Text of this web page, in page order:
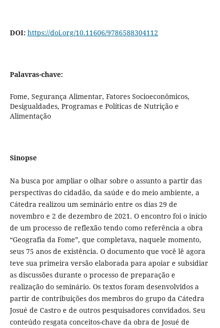
DOI: https://doi.org/10.11606/9786588304112
Palavras-chave:
Fome, Segurança Alimentar, Fatores Socioeconômicos,
Desigualdades, Programas e Políticas de Nutrição e
Alimentação
Sinopse
Na busca por ampliar o olhar sobre o assunto a partir das
perspectivas do cidadão, da saúde e do meio ambiente, a
Cátedra realizou um seminário entre os dias 29 de
novembro e 2 de dezembro de 2021. O encontro foi o início
de um processo de reflexão tendo como referência a obra
“Geografia da Fome”, que completava, naquele momento,
seus 75 anos de existência. O documento que você lê agora
teve sua primeira versão elaborada para apoiar e subsidiar
as discussões durante o processo de preparação e
realização do seminário. Os textos foram desenvolvidos a
partir de contribuições dos membros do grupo da Cátedra
Josué de Castro e de outros pesquisadores convidados. Seu
conteúdo resgata conceitos-chave da obra de Josué de